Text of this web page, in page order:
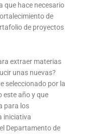
que hace necesario
de
de proyectos
extraer materias
unas nuevas?
seleccionado por la
este año y que
para los
iniciativa
Departamento de